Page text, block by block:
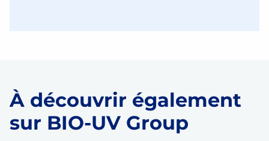
À découvrir également
sur BIO-UV Group